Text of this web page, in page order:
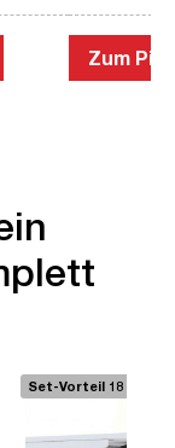
Zum
Set-Vorteil 18 €